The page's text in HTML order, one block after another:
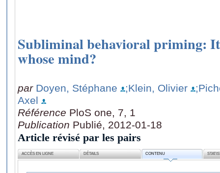
Subliminal behavioral priming:
whose mind?
par Doyen, Stéphane ;Klein, Olivier
Axel
Référence PloS one, 7, 1
Publication Publié, 2012-01-18
Article révisé par les pairs
ACCÈS EN LIGNE DÉTAILS CONTENU